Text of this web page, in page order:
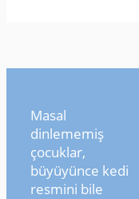
Masal
dinlememiş
çocuklar,
büyüyünce kedi
resmini bile